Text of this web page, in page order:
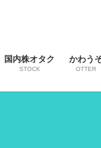
国内株オタク
STOCK
かわう
OTTER